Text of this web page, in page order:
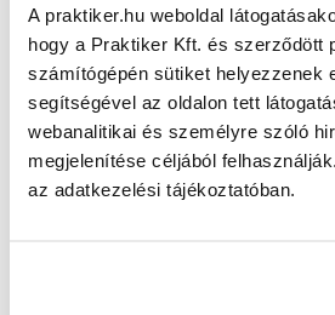
A praktiker.hu weboldal
hogy a Praktiker Kft. és szerződött
számítógépén sütiket helyezzenek
segítségével az oldalon tett
webanalitikai és személyre szóló
megjelenítése céljából
az adatkezelési tájékoztatóban.
Oldal újratöltése